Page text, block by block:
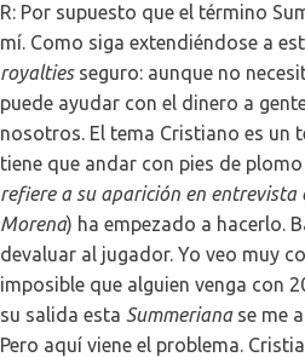
R: Por supuesto que el término
mí. Como siga extendiéndose a
royaltiesseguro: aunque no
puede ayudar con el dinero a
nosotros. El tema Cristiano es un
tiene que andar con pies de
refiere a su aparición en entrevista
Morena) ha empezado a hacerlo.
devaluar al jugador. Yo veo muy
imposible que alguien venga con
su salida esta Summerianase me
Pero aquí viene el problema.